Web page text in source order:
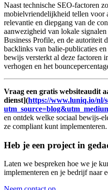
Naast technische SEO-factoren
mobielvriendelijkheid tellen voor
relevantie en diepgang van de
aanwezigheid van lokale
Business Profile, en de autoriteit
backlinks van balie-publicaties
bewijs versterkt al deze factoren
verhogen en het
Vraag een gratis websiteaudit
dienst](https://www.luniq.io/nl/
en ontdek welke sociaal bewijs-
ze compliant kunt implementeren.
Heb je een project in
Laten we bespreken hoe we je
implementeren en je bedrijf naar